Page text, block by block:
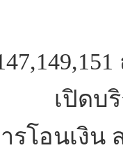
เปิดบ
รโอนเงิน